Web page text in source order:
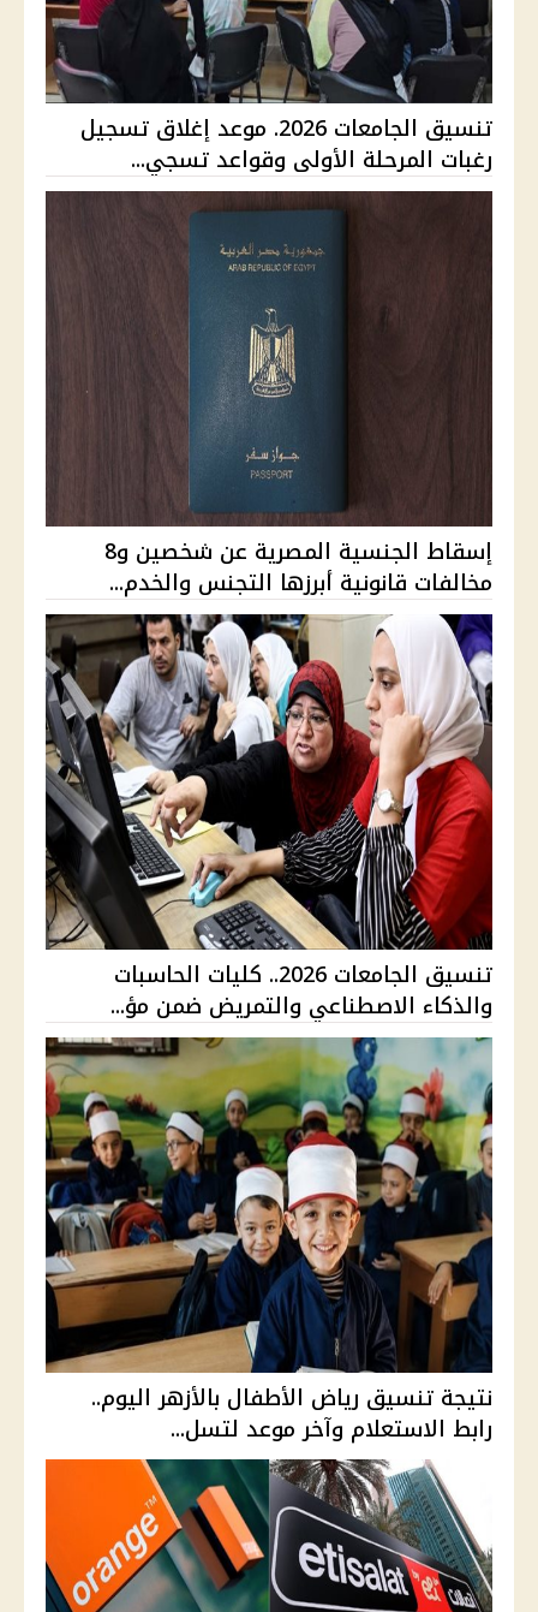
تنسيق الجامعات 2026. موعد إغلاق تسجيل
رغبات المرحلة الأولى وقواعد تسجي...
إسقاط الجنسية المصرية عن شخصين و8
مخالفات قانونية أبرزها التجنس والخدم...
تنسيق الجامعات 2026.. كليات الحاسبات
والذكاء الاصطناعي والتمريض ضمن مؤ...
نتيجة تنسيق رياض الأطفال بالأزهر اليوم..
رابط الاستعلام وآخر موعد لتسل...